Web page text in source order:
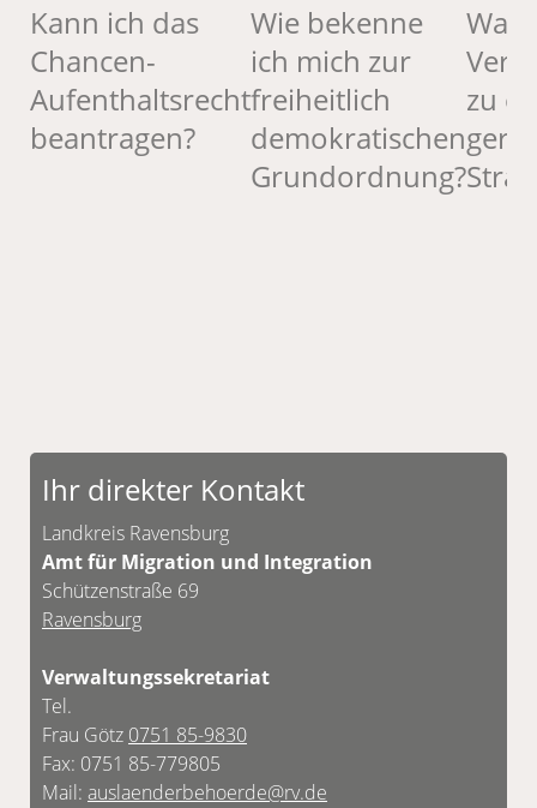
Kann ich das
Chancen-
Aufenthaltsrecht
beantragen?
Wie bekenne
ich mich zur
freiheitlich
demokratischen
Grundordnung?
Was
zu
Ihr direkter Kontakt
Landkreis Ravensburg
Amt für Migration und Integration
Schützenstraße 69
Ravensburg
Verwaltungssekretariat
Tel.
Frau Götz 0751 85-9830
Fax: 0751 85-779805
Mail: auslaenderbehoerde@rv.de